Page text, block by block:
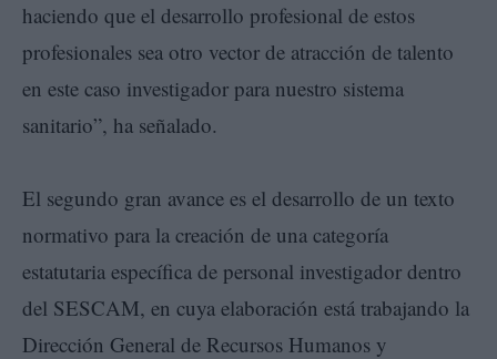
haciendo que el desarrollo profesional de estos
profesionales sea otro vector de atracción de talento
en este caso investigador para nuestro sistema
sanitario”, ha señalado.
El segundo gran avance es el desarrollo de un texto
normativo para la creación de una categoría
estatutaria específica de personal investigador dentro
del SESCAM, en cuya elaboración está trabajando la
Dirección General de Recursos Humanos y